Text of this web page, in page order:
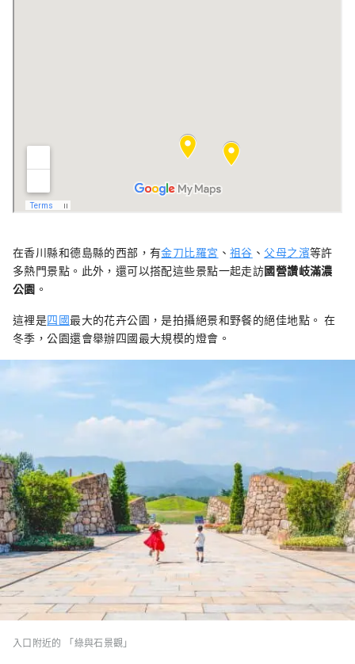
在香川縣和德島縣的西部，有金刀比羅宮 、 祖谷 、 父母之濱等許
多熱門景點。此外，還可以搭配這些景點一起走訪國營讚岐滿濃
公園 。
這裡是四國最大的花卉公園，是拍攝絕景和野餐的絕佳地點。 在
冬季，公園還會舉辦四國最大規模的燈會。
入口附近的 「綠與石景觀」